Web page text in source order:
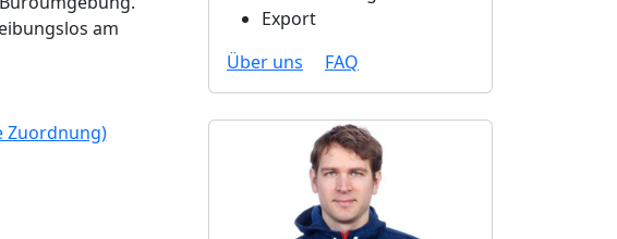
am
Zuordnung)
Export
Über uns
FAQ